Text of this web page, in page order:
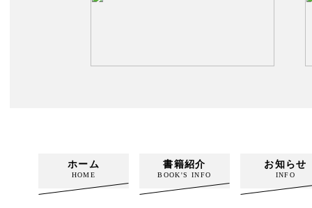
ホーム
HOME
書籍紹介
BOOK'S INFO
お知らせ
INFO